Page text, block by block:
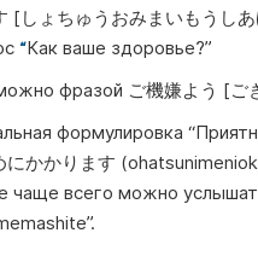
しょちゅうおみまいもうしあ
“Как ваше здоровье?”
фразой ご機嫌よう [ご
формулировка
にかかります
чаще всего можно